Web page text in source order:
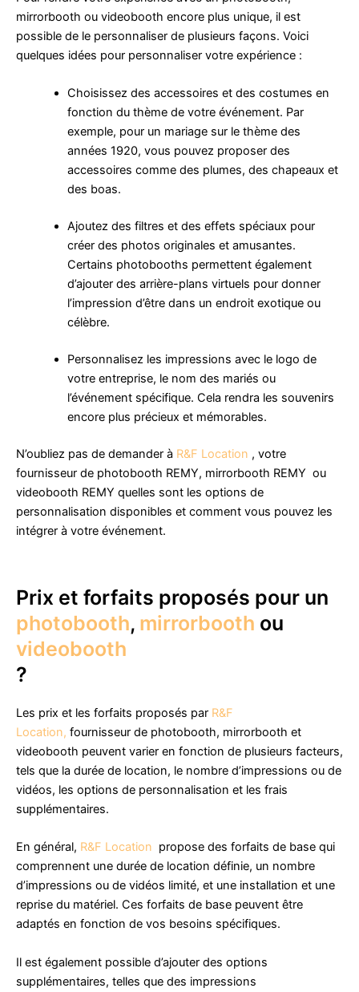
mirrorbooth ou videobooth encore plus unique, il est
possible de le personnaliser de plusieurs façons. Voici
quelques idées pour personnaliser votre expérience :
Choisissez des accessoires et des costumes en
fonction du thème de votre événement. Par
exemple, pour un mariage sur le thème des
années 1920, vous pouvez proposer des
accessoires comme des plumes, des chapeaux et
des boas.
Ajoutez des filtres et des effets spéciaux pour
créer des photos originales et amusantes.
Certains photobooths permettent également
d’ajouter des arrière-plans virtuels pour donner
l’impression d’être dans un endroit exotique ou
célèbre.
Personnalisez les impressions avec le logo de
votre entreprise, le nom des mariés ou
l’événement spécifique. Cela rendra les souvenirs
encore plus précieux et mémorables.
N’oubliez pas de demander à R&F Location , votre
fournisseur de photobooth REMY, mirrorbooth REMY ou
videobooth REMY quelles sont les options de
personnalisation disponibles et comment vous pouvez les
intégrer à votre événement.
Prix et forfaits proposés pour un
photobooth, mirrorbooth ou
videobooth
?
Les prix et les forfaits proposés par R&F
Location, fournisseur de photobooth, mirrorbooth et
videobooth peuvent varier en fonction de plusieurs facteurs,
tels que la durée de location, le nombre d’impressions ou de
vidéos, les options de personnalisation et les frais
supplémentaires.
En général, R&F Location propose des forfaits de base qui
comprennent une durée de location définie, un nombre
d’impressions ou de vidéos limité, et une installation et une
reprise du matériel. Ces forfaits de base peuvent être
adaptés en fonction de vos besoins spécifiques.
Il est également possible d’ajouter des options
supplémentaires, telles que des impressions